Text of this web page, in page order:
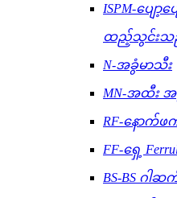
ISPM-ပျေ
ထည့်သွင်းသ
N-အခွံမာသီး
MN-အထီး
RF-နောက်ဖ
FF-ရှေ့
BS-BS ဂါဆ